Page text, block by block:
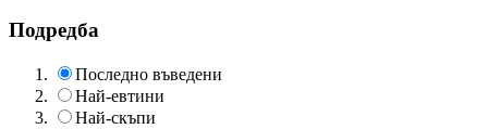
Подредба
Последно въведени
Най-евтини
Най-скъпи